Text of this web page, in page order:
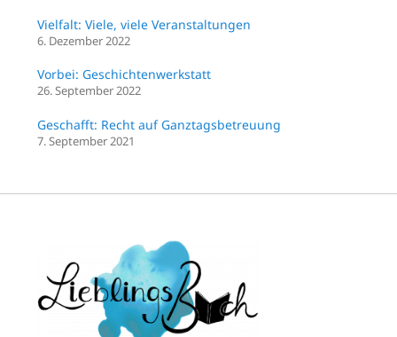
Vielfalt: Viele, viele Veranstaltungen
6. Dezember 2022
Vorbei: Geschichtenwerkstatt
26. September 2022
Geschafft: Recht auf Ganztagsbetreuung
7. September 2021